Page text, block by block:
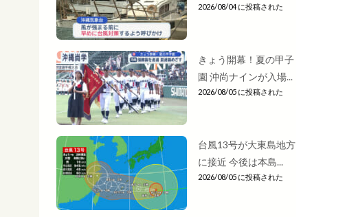
2026/08/04 に投稿された
きょう開幕！夏の甲子
園 沖尚ナインが入場...
2026/08/05 に投稿された
台風13号が大東島地方
に接近 今後は本島...
2026/08/05 に投稿された